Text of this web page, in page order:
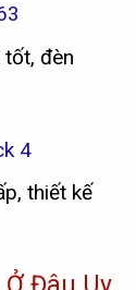
tốt, đèn
4
thiết kế